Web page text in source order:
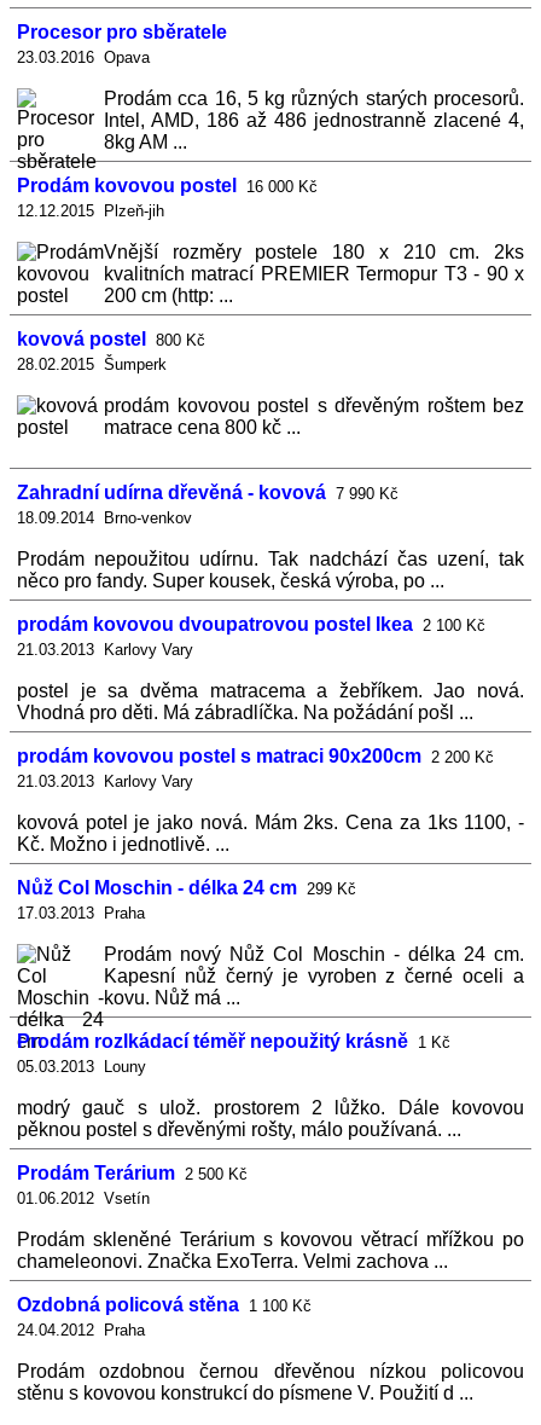
Procesor pro sběratele
23.03.2016 Opava
Prodám cca 16, 5 kg různých starých procesorů.
Intel, AMD, 186 až 486 jednostranně zlacené 4,
8kg AM ...
Prodám kovovou postel
16 000 Kč
12.12.2015 Plzeň-jih
Vnější rozměry postele 180 x 210 cm. 2ks
kvalitních matrací PREMIER Termopur T3 - 90 x
200 cm (http: ...
kovová postel
800 Kč
28.02.2015 Šumperk
prodám kovovou postel s dřevěným roštem bez
matrace cena 800 kč ...
Zahradní udírna dřevěná - kovová 7 990 Kč
18.09.2014 Brno-venkov
Prodám nepoužitou udírnu. Tak nadchází čas uzení, tak
něco pro fandy. Super kousek, česká výroba, po ...
prodám kovovou dvoupatrovou postel Ikea 2 100 Kč
21.03.2013 Karlovy Vary
postel je sa dvěma matracema a žebříkem. Jao nová.
Vhodná pro děti. Má zábradlíčka. Na požádání pošl ...
prodám kovovou postel s matraci 90x200cm 2 200 Kč
21.03.2013 Karlovy Vary
kovová potel je jako nová. Mám 2ks. Cena za 1ks 1100, -
Kč. Možno i jednotlivě. ...
Nůž Col Moschin - délka 24 cm 299 Kč
17.03.2013 Praha
Prodám nový Nůž Col Moschin - délka 24 cm.
Kapesní nůž černý je vyroben z černé oceli a
kovu. Nůž má ...
Prodám rozlkádací téměř nepoužitý krásně 1 Kč
05.03.2013 Louny
modrý gauč s ulož. prostorem 2 lůžko. Dále kovovou
pěknou postel s dřevěnými rošty, málo používaná. ...
Prodám Terárium 2 500 Kč
01.06.2012 Vsetín
Prodám skleněné Terárium s kovovou větrací mřížkou po
chameleonovi. Značka ExoTerra. Velmi zachova ...
Ozdobná policová stěna 1 100 Kč
24.04.2012 Praha
Prodám ozdobnou černou dřevěnou nízkou policovou
stěnu s kovovou konstrukcí do písmene V. Použití d ...